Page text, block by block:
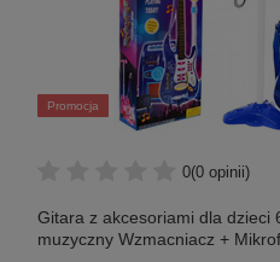
Promocja
0(0 opinii)
Gitara z akcesoriami dla dzieci
muzyczny Wzmacniacz +